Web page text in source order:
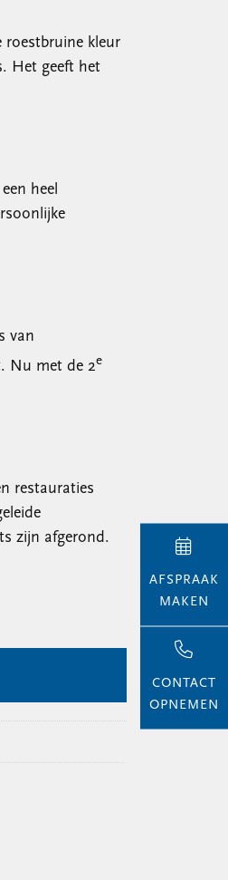
roestbruine kleur
Het geeft het
heel
van
Nu met de 2e
restauraties
zijn afgerond.
AFSPRAAK
MAKEN
CONTACT
OPNEMEN